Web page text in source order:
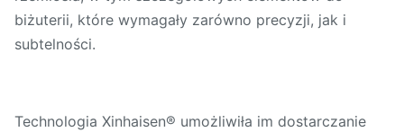
biżuterii, które wymagały zarówno precyzji, jak i
subtelności.
Technologia Xinhaisen® umożliwiła im dostarczanie